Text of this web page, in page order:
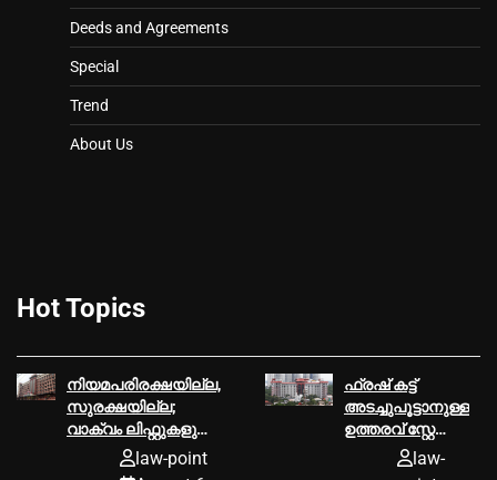
Deeds and Agreements
Special
Trend
About Us
Hot Topics
നിയമപരിരക്ഷയില്ല,
സുരക്ഷയില്ല;
വാക്വം ലിഫ്റ്റുകളുടെ
പ്രവർത്തനം
തടയണമെന്ന്
law-point
ഫ്രഷ് കട്ട്
അടച്ചുപൂട്ടാനുള്ള
ഉത്തരവ് സ്റ്റേ
ഹൈക്കോടതി
law-